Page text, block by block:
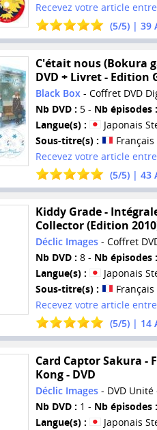
Recevez votre article
(5/5) | 39
C'était nous (Bokura
DVD + Livret - Edition
Black Box- Coffret DVD
Nb DVD : 5 - Nb épisodes :
Langue(s) :
Japonais
Sous-titre(s) :
Français
Recevez votre article
(5/5) | 43
Kiddy Grade -
Collector (Edition
Déclic Images- Coffret
Nb DVD : 8 - Nb épisodes :
Langue(s) :
Japonais
Sous-titre(s) :
Français
Recevez votre article
(5/5) | 14
Card Captor Sakura -
Kong - DVD
Déclic Images- DVD
Nb DVD : 1 - Nb épisodes :
Langue(s) :
Japonais